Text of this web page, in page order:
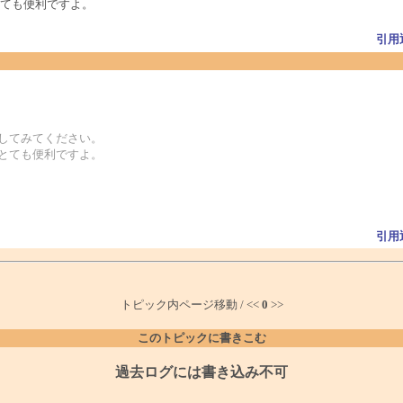
も便利ですよ。
引用
てみてください。
も便利ですよ。
引用
トピック内ページ移動 / << 0 >>
このトピックに書きこむ
過去ログには書き込み不可